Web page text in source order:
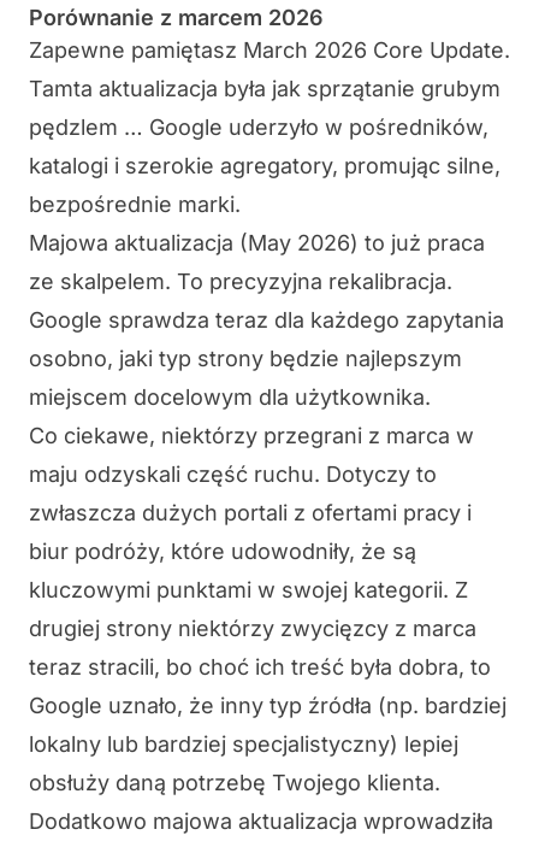
Porównanie z marcem 2026
Zapewne pamiętasz March 2026 Core Update.
Tamta aktualizacja była jak sprzątanie grubym
pędzlem … Google uderzyło w pośredników,
katalogi i szerokie agregatory, promując silne,
bezpośrednie marki.
Majowa aktualizacja (May 2026) to już praca
ze skalpelem. To precyzyjna rekalibracja.
Google sprawdza teraz dla każdego zapytania
osobno, jaki typ strony będzie najlepszym
miejscem docelowym dla użytkownika.
Co ciekawe, niektórzy przegrani z marca w
maju odzyskali część ruchu. Dotyczy to
zwłaszcza dużych portali z ofertami pracy i
biur podróży, które udowodniły, że są
kluczowymi punktami w swojej kategorii. Z
drugiej strony niektórzy zwycięzcy z marca
teraz stracili, bo choć ich treść była dobra, to
Google uznało, że inny typ źródła (np. bardziej
lokalny lub bardziej specjalistyczny) lepiej
obsłuży daną potrzebę Twojego klienta.
Dodatkowo majowa aktualizacja wprowadziła